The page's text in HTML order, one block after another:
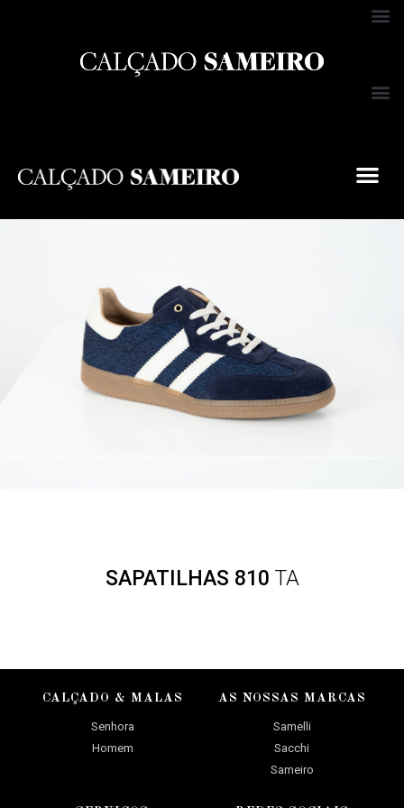
SAPATILHAS 810 TA
CALÇADO & MALAS
Senhora
Homem
AS NOSSAS MARCAS
Samelli
Sacchi
Sameiro